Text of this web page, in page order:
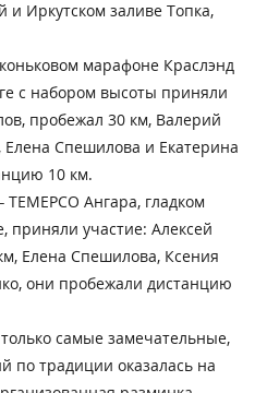
Иркутском заливе Топка,
марафоне Краслэнд
с набором высоты приняли
пробежал 30 км, Валерий
Спешилова и Екатерина
10 км.
Ангара, гладком
приняли участие: Алексей
Елена Спешилова, Ксения
они пробежали дистанцию
самые замечательные,
по традиции оказалась на